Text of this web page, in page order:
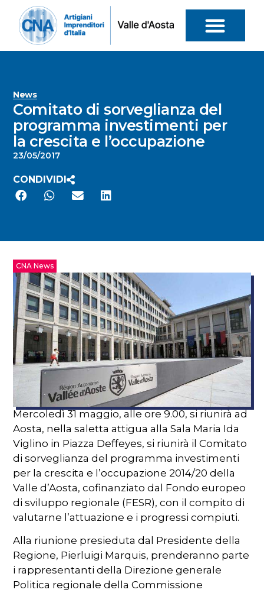
News
Comitato di sorveglianza del
programma investimenti per
la crescita e l’occupazione
23/05/2017
CONDIVIDI
CNA News
Mercoledì 31 maggio, alle ore 9.00, si riunirà ad
Aosta, nella saletta attigua alla Sala Maria Ida
Viglino in Piazza Deffeyes, si riunirà il Comitato
di sorveglianza del programma investimenti
per la crescita e l’occupazione 2014/20 della
Valle d’Aosta, cofinanziato dal Fondo europeo
di sviluppo regionale (FESR), con il compito di
valutarne l’attuazione e i progressi compiuti.
Alla riunione presieduta dal Presidente della
Regione, Pierluigi Marquis, prenderanno parte
i rappresentanti della Direzione generale
Politica regionale della Commissione